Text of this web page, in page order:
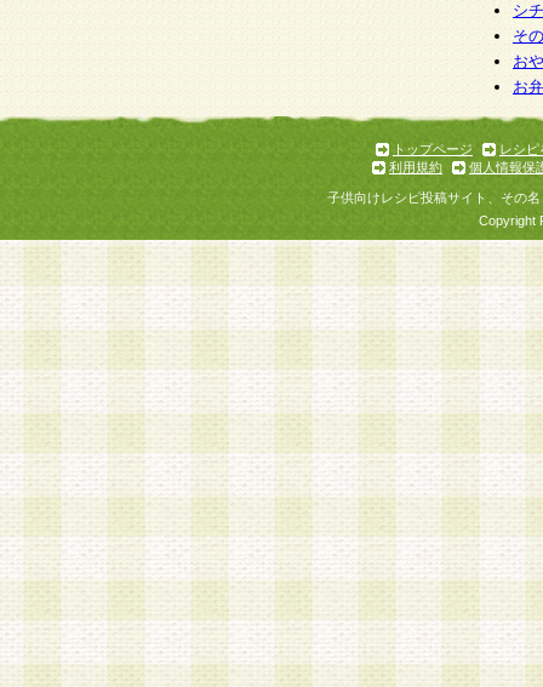
シ
そ
お
お
トップページ
レシピ
利用規約
個人情報保
子供向けレシピ投稿サイト、その
Copyright